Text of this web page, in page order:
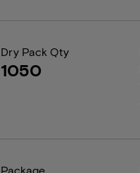
Dry Pack Qty
1050
Package